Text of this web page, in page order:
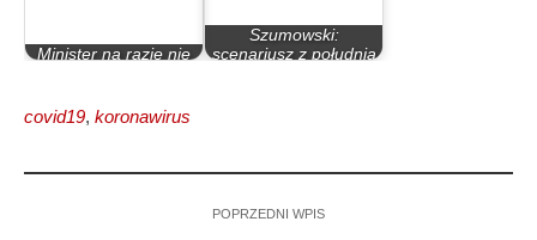
Minister na razie nie
Szumowski:
scenariusz z południa
covid19, koronawirus
POPRZEDNI WPIS